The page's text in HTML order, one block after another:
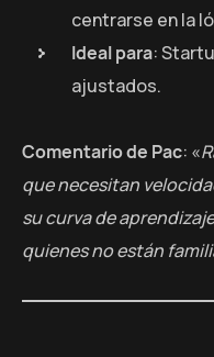
centrarse en la
Ideal para:
ajustados.
Comentario de Pac: «
que necesitan
su curva de
quienes no están